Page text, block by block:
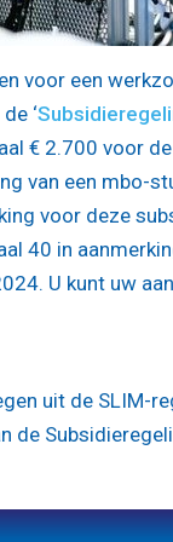
voor een
‘
€ 2.700 voor
van een mbo-
voor deze
40 in
U kunt uw
uit de SLIM-
de